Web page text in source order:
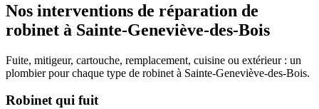
Nos interventions de réparation de
robinet à Sainte-Geneviève-des-Bois
Fuite, mitigeur, cartouche, remplacement, cuisine ou extérieur : un
plombier pour chaque type de robinet à Sainte-Geneviève-des-Bois.
Robinet qui fuit